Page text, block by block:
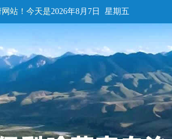
站！ 今天是2026年8月7日 星期五